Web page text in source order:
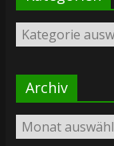
Kategorien
Archiv
Archiv